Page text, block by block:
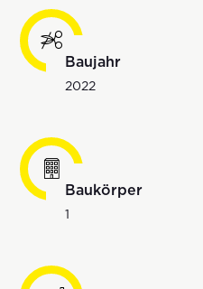
Baujahr
2022
Baukörper
1